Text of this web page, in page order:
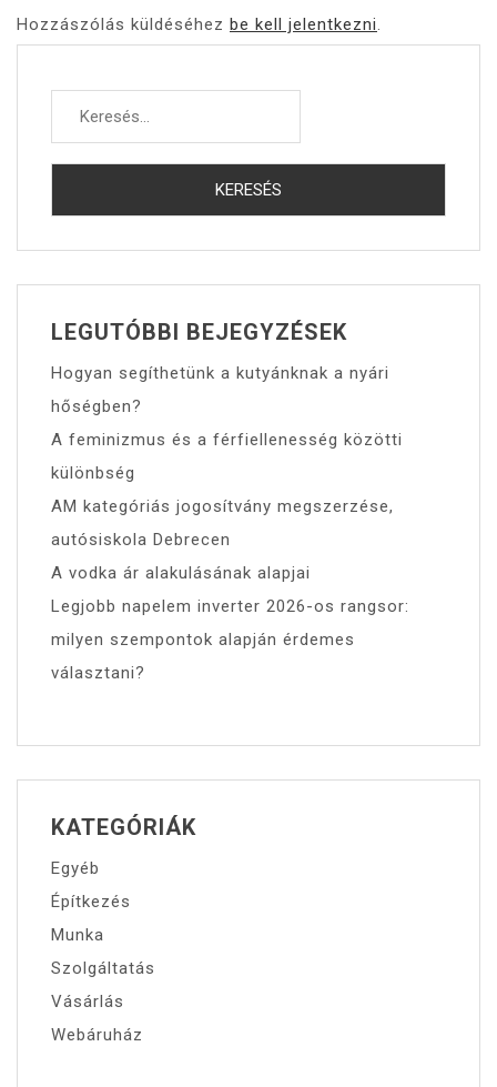
Hozzászólás küldéséhez be kell jelentkezni
Keresés:
LEGUTÓBBI BEJEGYZÉSEK
Hogyan segíthetünk a kutyánknak a nyári
hőségben?
A feminizmus és a férfiellenesség közötti
különbség
AM kategóriás jogosítvány megszerzése,
autósiskola Debrecen
A vodka ár alakulásának alapjai
Legjobb napelem inverter 2026-os rangsor:
milyen szempontok alapján érdemes
választani?
KATEGÓRIÁK
Egyéb
Építkezés
Munka
Szolgáltatás
Vásárlás
Webáruház